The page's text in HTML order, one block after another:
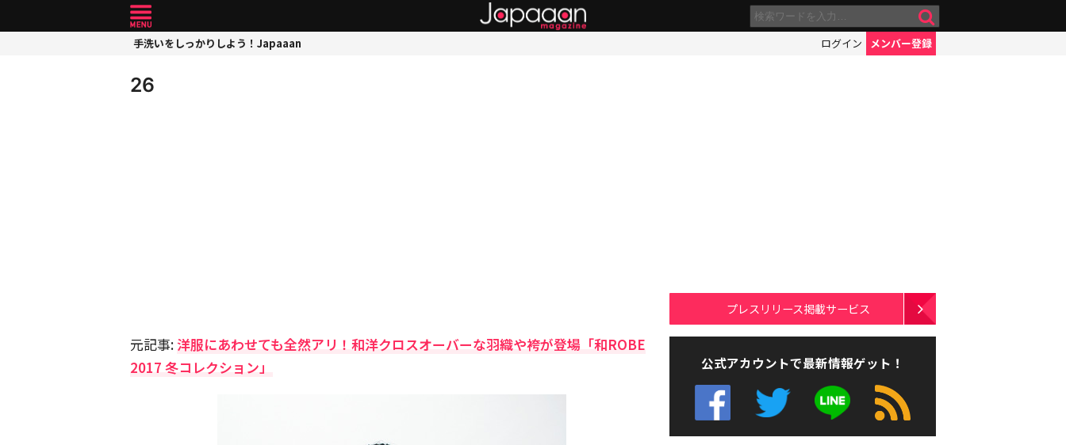
手洗いをしっかりしよう！Japaaan ログイン メンバー登録
26
元記事:洋服にあわせても全然アリ！和洋クロスオーバーな羽織や袴が登場「和ROBE
2017 冬コレクション」
プレスリリース掲載サービス
公式アカウントで最新情報ゲット！